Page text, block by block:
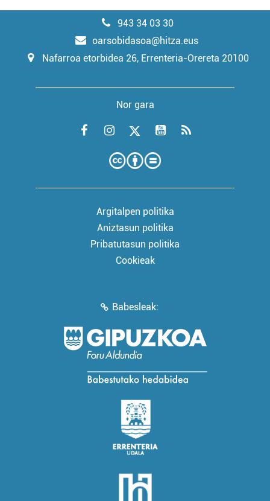
943 34 03 30
oarsobidasoa@hitza.eus
Nafarroa etorbidea 26, Errenteria-Orereta 20100
Nor gara
Argitalpen politika
Aniztasun politika
Pribatutasun politika
Cookieak
Babesleak: